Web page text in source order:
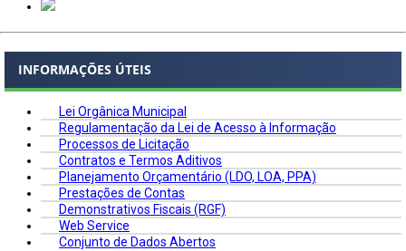
INFORMAÇÕES ÚTEIS
Lei Orgânica Municipal
Regulamentação da Lei de Acesso à Informação
Processos de Licitação
Contratos e Termos Aditivos
Planejamento Orçamentário (LDO, LOA, PPA)
Prestações de Contas
Demonstrativos Fiscais (RGF)
Web Service
Conjunto de Dados Abertos